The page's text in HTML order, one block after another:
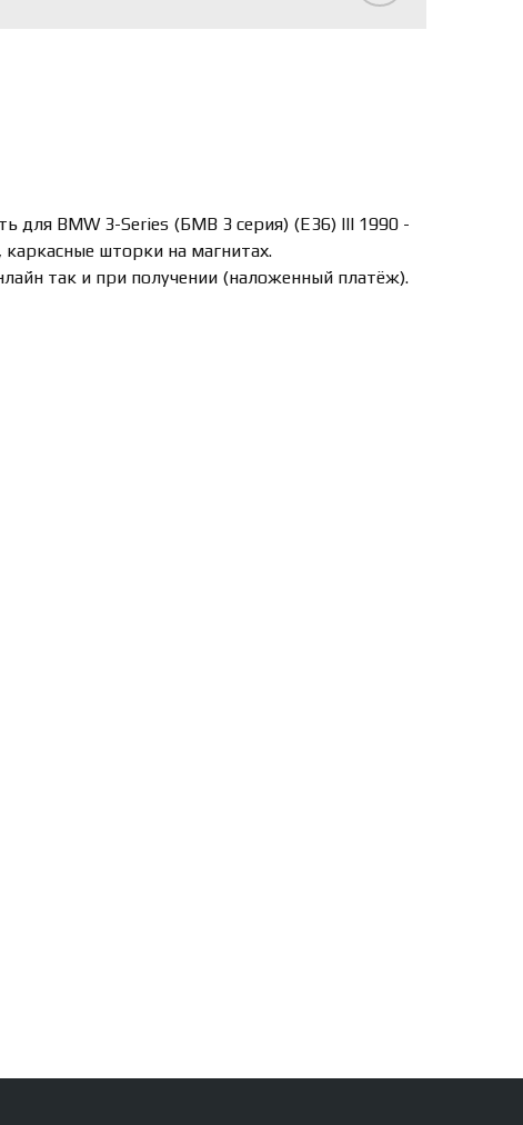
для BMW 3-Series (БМВ 3 серия) (E36) lll 1990 -
шторки на магнитах.
так и при получении (наложенный платёж).